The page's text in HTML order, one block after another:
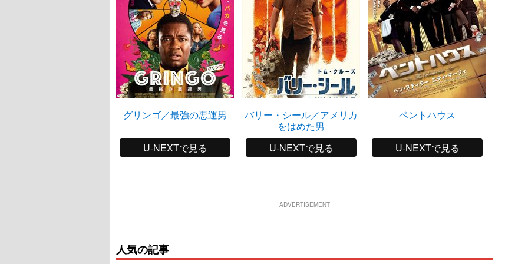
グリンゴ／最強の悪運男
U-NEXTで見る
バリー・シール／アメリカ
をはめた男
U-NEXTで見る
ペントハウス
U-NEXTで見る
ADVERTISEMENT
人気の記事